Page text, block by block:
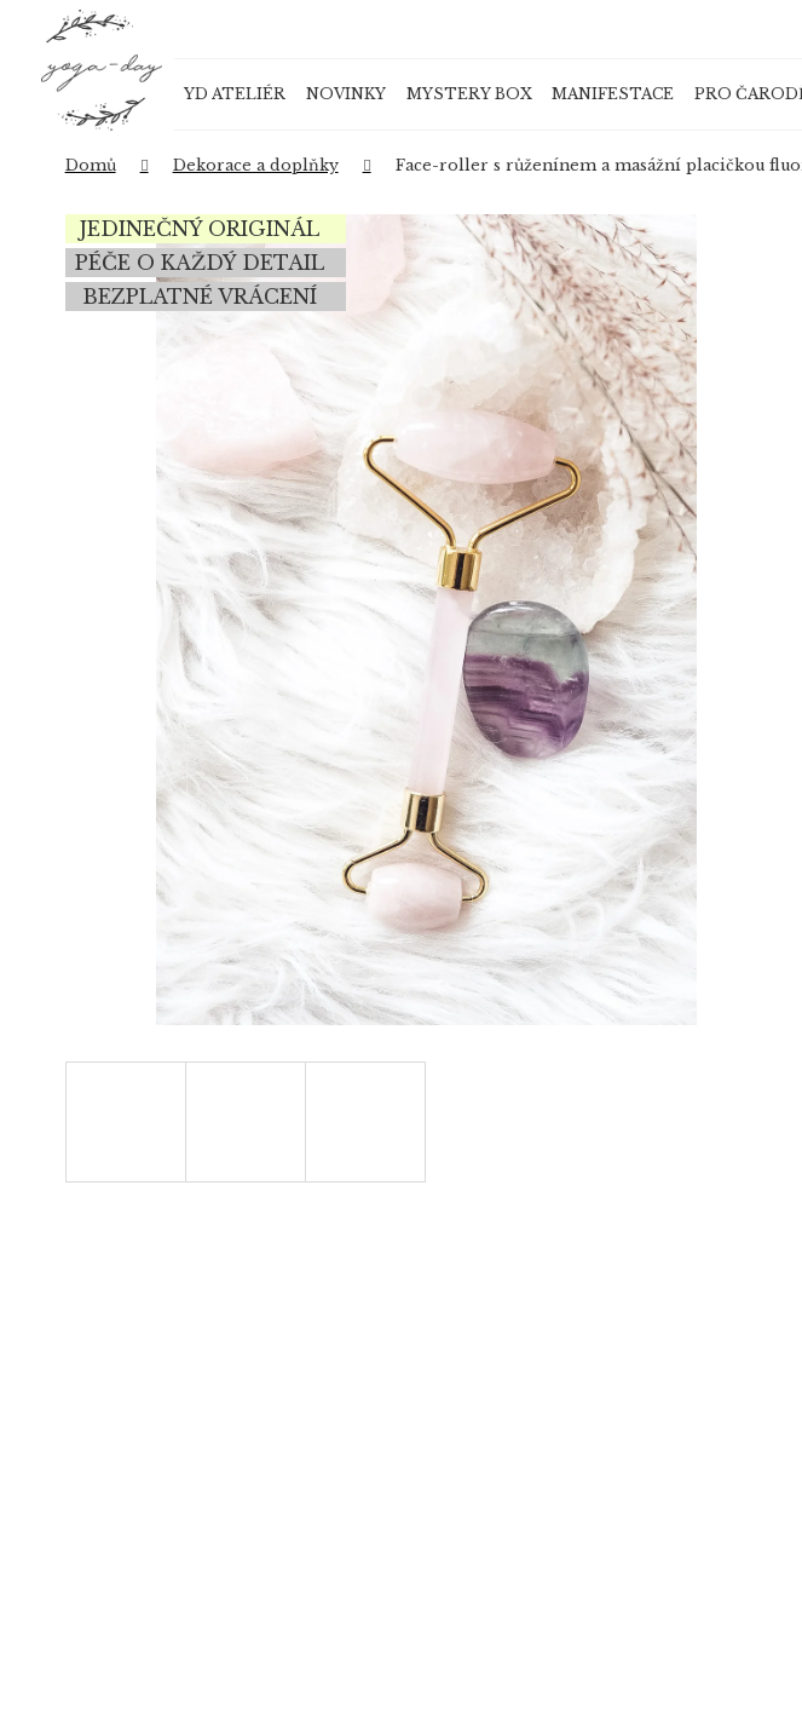
YD ATELIÉR
NOVINKY MYSTERY BOX MANIFESTACE PRO
Domů Dekorace a doplňky Face-roller s růženínem a masážní placičkou
JEDINEČNÝ ORIGINÁL
PÉČE O KAŽDÝ DETAIL
BEZPLATNÉ VRÁCENÍ
Zpět
do
obchodu
Zpět
do
obchodu
Co